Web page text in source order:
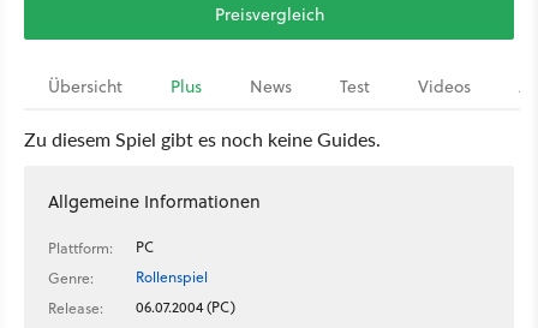
Preisvergleich
Übersicht Plus News Test Videos
Zu diesem Spiel gibt es noch keine Guides.
Allgemeine Informationen
Plattform:
PC
Genre:
Rollenspiel
Release:
06.07.2004 (PC)